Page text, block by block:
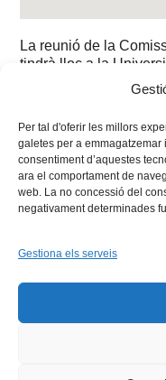
Per tal d'oferir les millors
galetes per a emmagatzemar
consentiment d’aquestes
ara el comportament de
web. La no concessió del
negativament determinades
Gestiona els serveis
La reunió de la
tindrà lloc a la
novembre a les 11 h..
INICI